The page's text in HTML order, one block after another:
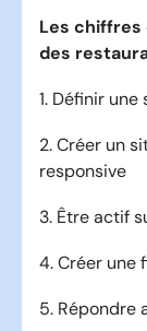
Les chiffres
des
1. Définir
2. Créer un
responsive
3. Être actif
4. Créer une
5. Répondre